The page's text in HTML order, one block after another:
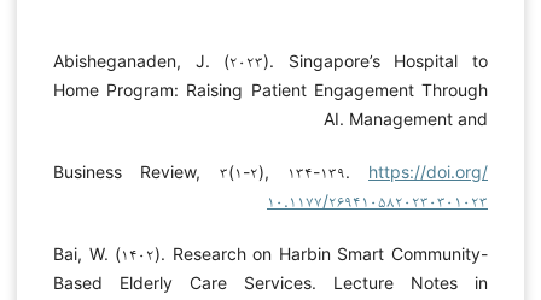
Abisheganaden, J. (۲۰۲۳). Singapore’s Hospital to
Home Program: Raising Patient Engagement Through
AI. Management and
Business Review, ۳(۱-۲), ۱۳۴-۱۳۹. https://doi.org/
۱۰.۱۱۷۷/۲۶۹۴۱۰۵۸۲۰۲۳۰۳۰۱۰۲۳
Bai, W. (۱۴۰۲). Research on Harbin Smart Community-
Based Elderly Care Services. Lecture Notes in